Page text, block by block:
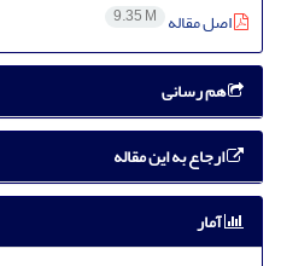
اصل مقاله 9.35 M
هم رسانی
ارجاع به این مقاله
آمار